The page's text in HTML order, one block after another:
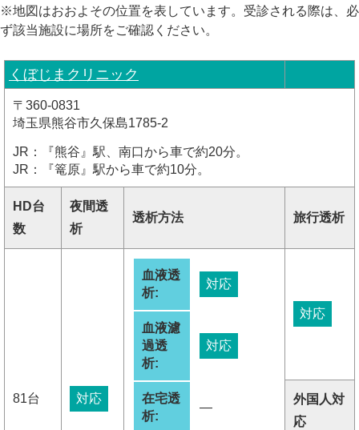
※地図はおおよその位置を表しています。受診される際は、必
ず該当施設に場所をご確認ください。
くぼじまクリニック
〒360-0831
埼玉県熊谷市久保島1785-2
JR：『熊谷』駅、南口から車で約20分。
JR：『篭原』駅から車で約10分。
HD台
数
夜間透
析
透析方法 旅行透析
81台 対応
血液透
析:
対応
血液濾
過透
析:
対応
在宅透
析:
―
対応
外国人対
応